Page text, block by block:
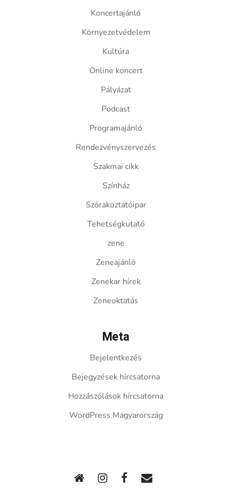
Koncertajánló
Környezetvédelem
Kultúra
Online koncert
Pályázat
Podcast
Programajánló
Rendezvényszervezés
Szakmai cikk
Színház
Szórakoztatóipar
Tehetségkutató
zene
Zeneajánló
Zenekar hírek
Zeneoktatás
Meta
Bejelentkezés
Bejegyzések hírcsatorna
Hozzászólások hírcsatorna
WordPress Magyarország